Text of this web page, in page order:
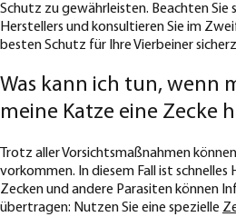
Schutz zu gewährleisten. Beachten Sie
Herstellers und konsultieren Sie im
besten Schutz für Ihre Vierbeiner
Was kann ich tun, wenn
meine Katze eine Zecke
Trotz aller Vorsichtsmaßnahmen
vorkommen. In diesem Fall ist
Zecken und andere Parasiten können
übertragen: Nutzen Sie eine spezielle